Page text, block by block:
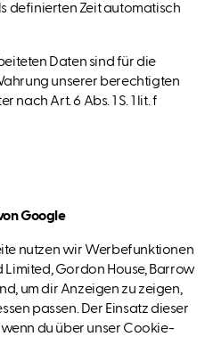
definierten Zeit automatisch
Daten sind für die
unserer berechtigten
nach Art. 6 Abs. 1 S. 1 lit. f
Google
nutzen wir Werbefunktionen
Gordon House, Barrow
um dir Anzeigen zu zeigen,
passen. Der Einsatz dieser
du über unser Cookie-